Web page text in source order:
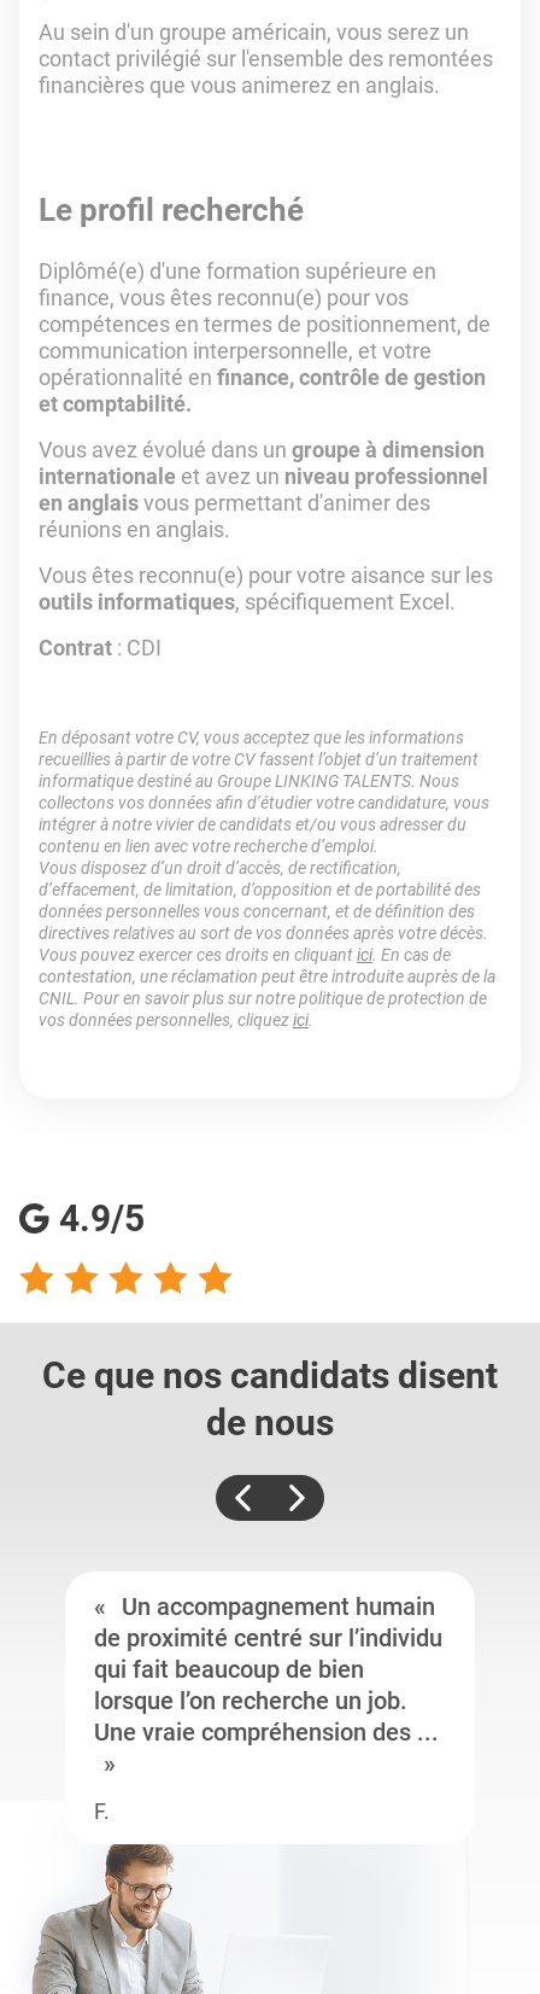
Au sein d'un groupe américain, vous serez un
contact privilégié sur l'ensemble des remontées
financières que vous animerez en anglais.
Le profil recherché
Diplômé(e) d'une formation supérieure en
finance, vous êtes reconnu(e) pour vos
compétences en termes de positionnement, de
communication interpersonnelle, et votre
opérationnalité en finance, contrôle de gestion
et comptabilité.
Vous avez évolué dans un groupe à dimension
internationale et avez un niveau professionnel
en anglaisvous permettant d'animer des
réunions en anglais.
Vous êtes reconnu(e) pour votre aisance sur les
outils informatiques, spécifiquement Excel.
Contrat : CDI
En déposant votre CV, vous acceptez que les informations
recueillies à partir de votre CV fassent l’objet d’un traitement
informatique destiné au Groupe LINKING TALENTS. Nous
collectons vos données afin d’étudier votre candidature, vous
intégrer à notre vivier de candidats et/ou vous adresser du
contenu en lien avec votre recherche d’emploi.
Vous disposez d’un droit d’accès, de rectification,
d’effacement, de limitation, d’opposition et de portabilité des
données personnelles vous concernant, et de définition des
directives relatives au sort de vos données après votre décès.
Vous pouvez exercer ces droits en cliquantici. En cas de
contestation, une réclamation peut être introduite auprès de la
CNIL. Pour en savoir plus sur notre politique de protection de
vos données personnelles, cliquezici.
4.9/5
Ce que nos candidats disent
de nous
Un accompagnement humain
de proximité centré sur l’individu
qui fait beaucoup de bien
lorsque l’on recherche un job.
Une vraie compréhension des ...
F.